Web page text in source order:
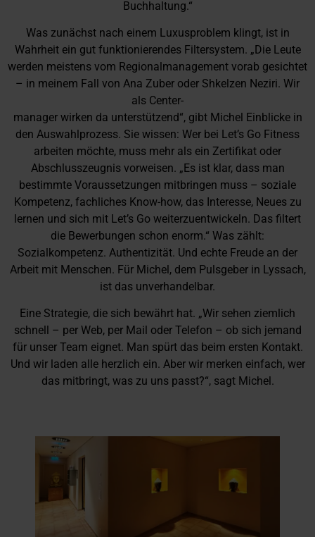
Buchhaltung.“
Was zunächst nach einem Luxusproblem klingt, ist in
Wahrheit ein gut funktionierendes Filtersystem. „Die Leute
werden meistens vom Regionalmanagement vorab gesichtet
– in meinem Fall von Ana Zuber oder Shkelzen Neziri. Wir
als Center-
manager wirken da unterstützend“, gibt Michel Einblicke in
den Auswahlprozess. Sie wissen: Wer bei Let’s Go Fitness
arbeiten möchte, muss mehr als ein Zertifikat oder
Abschlusszeugnis vorweisen. „Es ist klar, dass man
bestimmte Voraussetzungen mitbringen muss – soziale
Kompetenz, fachliches Know-how, das Interesse, Neues zu
lernen und sich mit Let’s Go weiterzuentwickeln. Das filtert
die Bewerbungen schon enorm.“ Was zählt:
Sozialkompetenz. Authentizität. Und echte Freude an der
Arbeit mit Menschen. Für Michel, dem Pulsgeber in Lyssach,
ist das unverhandelbar.
Eine Strategie, die sich bewährt hat. „Wir sehen ziemlich
schnell – per Web, per Mail oder Telefon – ob sich jemand
für unser Team eignet. Man spürt das beim ersten Kontakt.
Und wir laden alle herzlich ein. Aber wir merken einfach, wer
das mitbringt, was zu uns passt?“, sagt Michel.